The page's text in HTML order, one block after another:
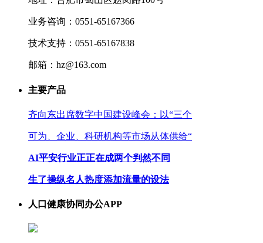
业务咨询：0551-65167366
技术支持：0551-65167838
邮箱：hz@163.com
主要产品
齐向东出席数字中国建设峰会：以“三个
可为、企业、科研机构等市场从体供给“
AI平安行业正正在成两个判然不同
生了操纵名人热度添加流量的设法
人口健康协同办公APP